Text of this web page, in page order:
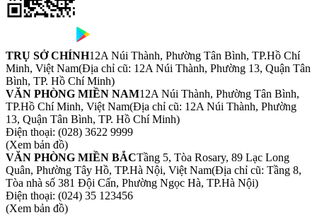
TRỤ SỞ CHÍNH12A Núi Thành, Phường Tân Bình, TP.Hồ Chí
Minh, Việt Nam(Địa chỉ cũ: 12A Núi Thành, Phường 13, Quận Tân
Bình, TP. Hồ Chí Minh)
VĂN PHÒNG MIỀN NAM12A Núi Thành, Phường Tân Bình,
TP.Hồ Chí Minh, Việt Nam(Địa chỉ cũ: 12A Núi Thành, Phường
13, Quận Tân Bình, TP. Hồ Chí Minh)
Điện thoại: (028) 3622 9999
(Xem bản đồ)
VĂN PHÒNG MIỀN BẮCTầng 5, Tòa Rosary, 89 Lạc Long
Quân, Phường Tây Hồ, TP.Hà Nội, Việt Nam(Địa chỉ cũ: Tầng 8,
Tòa nhà số 381 Đội Cấn, Phường Ngọc Hà, TP.Hà Nội)
Điện thoại: (024) 35 123456
(Xem bản đồ)